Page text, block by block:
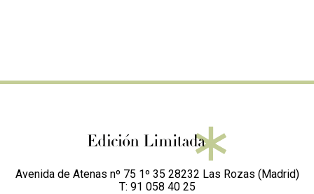
Avenida de Atenas nº 75 1º 35 28232 Las Rozas (Madrid)
T: 91 058 40 25